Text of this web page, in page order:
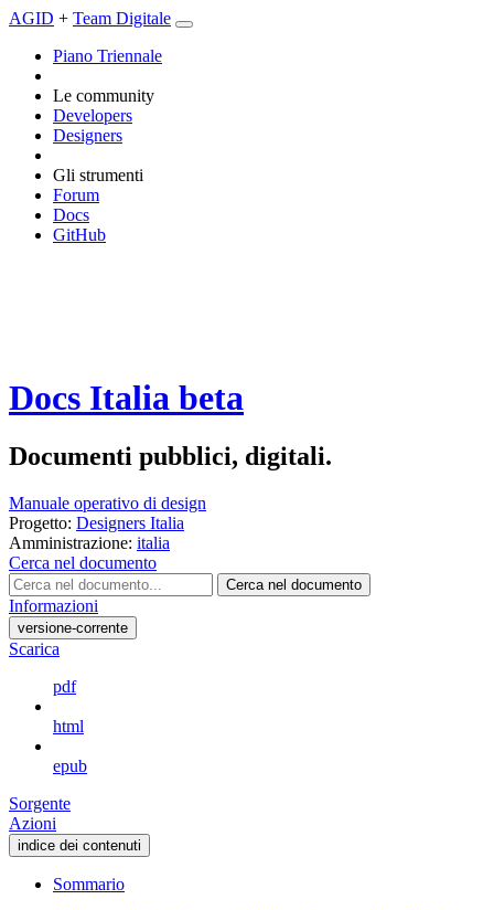
AGID + Team Digitale
Piano Triennale
Le community
Developers
Designers
Gli strumenti
Forum
Docs
GitHub
Docs Italia beta
Documenti pubblici, digitali.
Manuale operativo di design
Progetto: Designers Italia
Amministrazione: italia
Cerca nel documento
Cerca nel documento
Informazioni
versione-corrente
Scarica
pdf
html
epub
Sorgente
Azioni
indice dei contenuti
Sommario